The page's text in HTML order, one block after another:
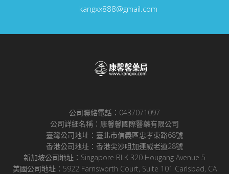
kangxx888@gmail.com
公司聯絡電話：0437071097
公司詳細名稱：康馨馨國際醫藥有限公司
臺灣公司地址：臺北市信義區忠孝東路68號
香港公司地址：香港尖沙咀加連威老道28號
新加坡公司地址：Singapore BLK 320 Hougang Avenue 5
美國公司地址：5922 Farnsworth Court, Suite 101 Carlsbad, CA